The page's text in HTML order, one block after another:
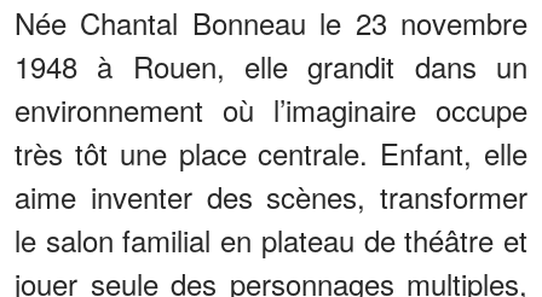
Née Chantal Bonneau le 23 novembre
1948 à Rouen, elle grandit dans un
environnement où l’imaginaire occupe
très tôt une place centrale. Enfant, elle
aime inventer des scènes, transformer
le salon familial en plateau de théâtre et
jouer seule des personnages multiples,